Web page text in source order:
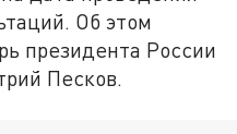
Об этом
президента России
Песков.